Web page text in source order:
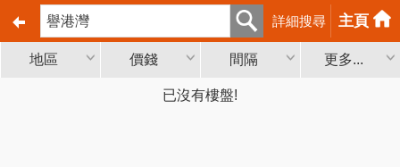
詳細搜尋 主頁
地區 價錢 間隔 更多...
已沒有樓盤!